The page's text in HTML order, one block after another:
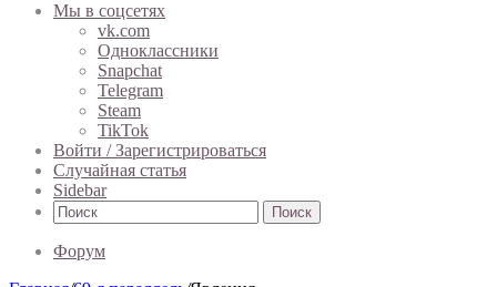
Мы в соцсетях
vk.com
Одноклассники
Snapchat
Telegram
Steam
TikTok
Войти / Зарегистрироваться
Случайная статья
Sidebar
Поиск
Форум